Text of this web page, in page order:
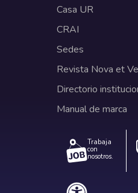
Casa UR
CRAI
Sedes
Revista Nova et
Directorio
Manual de marca
Trabaja
con
nosotros.